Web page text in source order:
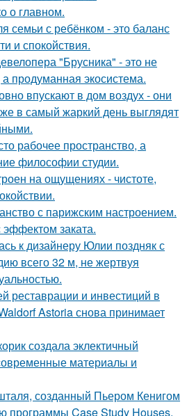
о главном.
семьи с ребёнком - это баланс
и спокойствия.
"Брусника" - это не
продуманная экосистема.
впускают в дом воздух - они
в самый жаркий день выглядят
рабочее пространство, а
философии студии.
на ощущениях - чистоте,
с парижским настроением.
заката.
к дизайнеру Юлии поздняк с
всего 32 м, не жертвуя
реставрации и инвестиций в
Astoria снова принимает
создала эклектичный
материалы и
созданный Пьером Кенигом
программы Case Study Houses.